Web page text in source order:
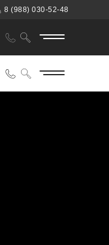
8 (988) 030-52-48